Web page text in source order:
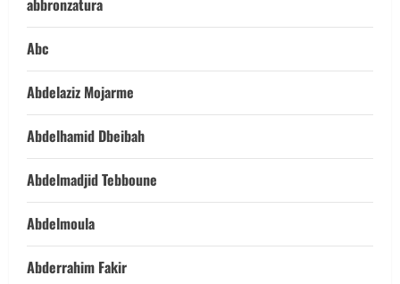
abbronzatura
Abc
Abdelaziz Mojarme
Abdelhamid Dbeibah
Abdelmadjid Tebboune
Abdelmoula
Abderrahim Fakir